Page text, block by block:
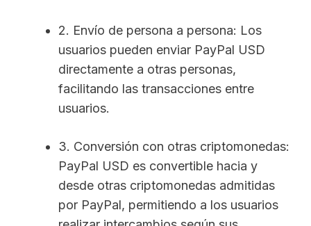
2. Envío de persona a persona: Los
usuarios pueden enviar PayPal USD
directamente a otras personas,
facilitando las transacciones entre
usuarios.
3. Conversión con otras criptomonedas:
PayPal USD es convertible hacia y
desde otras criptomonedas admitidas
por PayPal, permitiendo a los usuarios